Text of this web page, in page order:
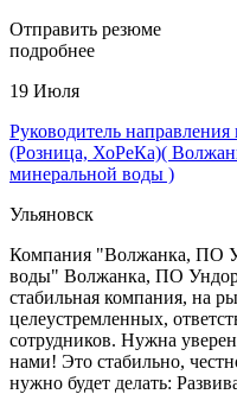
Отправить резюме
подробнее
19 Июля
Руководитель
(Розница, ХоРеКа)(
минеральной воды )
Ульяновск
Компания "Волжанка, ПО
воды" Волжанка, ПО
стабильная компания, на
целеустремленных,
сотрудников. Нужна
нами! Это стабильно,
нужно будет делать: